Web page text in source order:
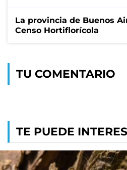
La provincia de Buenos
Censo Hortiflorícola
TU COMENTARIO
TE PUEDE